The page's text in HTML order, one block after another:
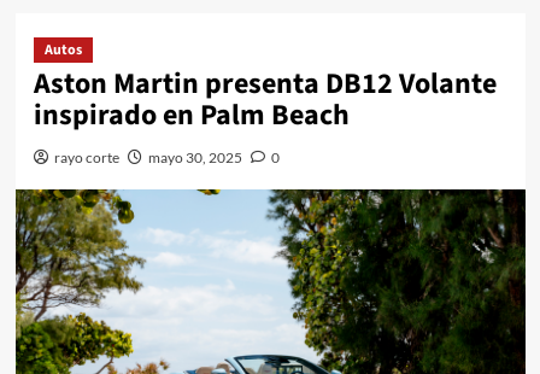
Autos
Aston Martin presenta DB12 Volante
inspirado en Palm Beach
rayo corte mayo 30, 2025 0